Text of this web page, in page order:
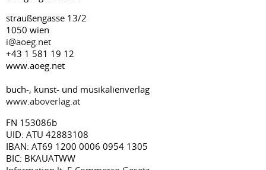
straußengasse 13/2
1050 wien
i@aoeg.net
+43 1 581 19 12
www.aoeg.net
buch-, kunst- und musikalienverlag
www.aboverlag.at
FN 153086b
UID: ATU 42883108
IBAN: AT69 1200 0006 0954 1305
BIC: BKAUATWW